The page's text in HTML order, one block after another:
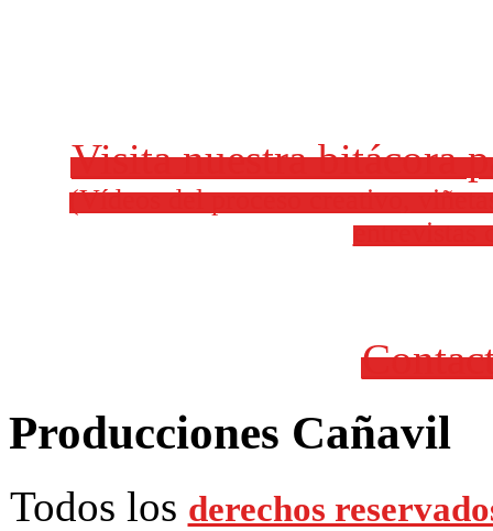
Visita nuestra bitácora
(Vídeos del proceso creativo,
entrevistas
Producciones Cañavil
Todos los derechos